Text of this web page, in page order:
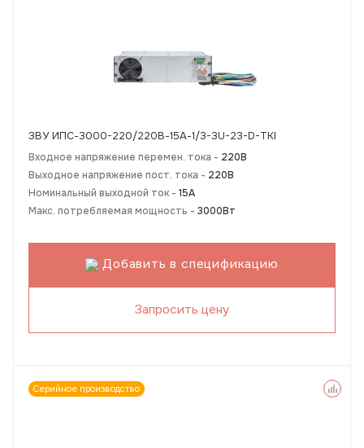
ЗВУ ИПС-3000-220/220В-15А-1/3-3U-23-D-TKI
Входное напряжение перемен. тока - 220В
Выходное напряжение пост. тока - 220В
Номинальный выходной ток - 15А
Макс. потребляемая мощность - 3000Вт
Добавить в спецификацию
Запросить цену
Серийное производство